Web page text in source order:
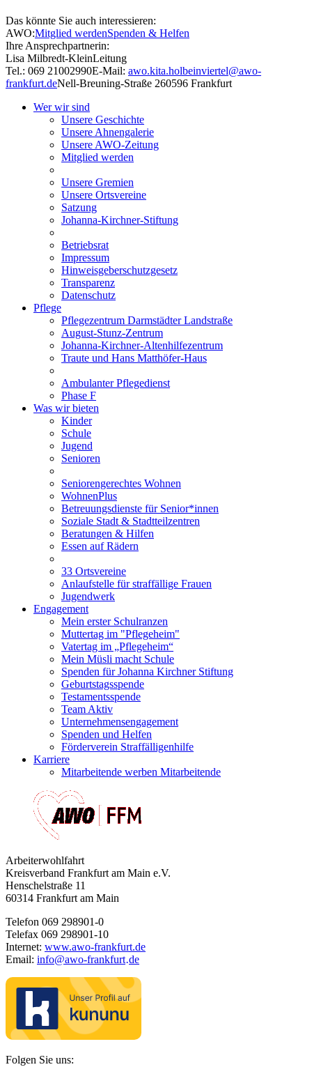
Das könnte Sie auch interessieren:
AWO:Mitglied werdenSpenden & Helfen
Ihre Ansprechpartnerin:
Lisa Milbredt-KleinLeitung
Tel.: 069 21002990E-Mail: awo.kita.holbeinviertel@awo-
frankfurt.deNell-Breuning-Straße 260596 Frankfurt
Wer wir sind
Unsere Geschichte
Unsere Ahnengalerie
Unsere AWO-Zeitung
Mitglied werden
Unsere Gremien
Unsere Ortsvereine
Satzung
Johanna-Kirchner-Stiftung
Betriebsrat
Impressum
Hinweisgeberschutzgesetz
Transparenz
Datenschutz
Pflege
Pflegezentrum Darmstädter Landstraße
August-Stunz-Zentrum
Johanna-Kirchner-Altenhilfezentrum
Traute und Hans Matthöfer-Haus
Ambulanter Pflegedienst
Phase F
Was wir bieten
Kinder
Schule
Jugend
Senioren
Seniorengerechtes Wohnen
WohnenPlus
Betreuungsdienste für Senior*innen
Soziale Stadt & Stadtteilzentren
Beratungen & Hilfen
Essen auf Rädern
33 Ortsvereine
Anlaufstelle für straffällige Frauen
Jugendwerk
Engagement
Mein erster Schulranzen
Muttertag im "Pflegeheim"
Vatertag im „Pflegeheim“
Mein Müsli macht Schule
Spenden für Johanna Kirchner Stiftung
Geburtstagsspende
Testamentsspende
Team Aktiv
Unternehmensengagement
Spenden und Helfen
Förderverein Straffälligenhilfe
Karriere
Mitarbeitende werben Mitarbeitende
Arbeiterwohlfahrt
Kreisverband Frankfurt am Main e.V.
Henschelstraße 11
60314 Frankfurt am Main
Telefon 069 298901-0
Telefax 069 298901-10
Internet: www.awo-frankfurt.de
Email: info@awo-frankfurt·de
Folgen Sie uns: